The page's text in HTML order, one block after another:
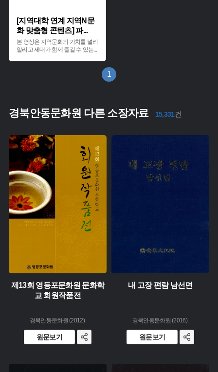
[지역대학 연계 지역N문
화 맞춤형 콘텐츠] 파...
본 영상은 지역문화의 가치를 널리
알리고 세대가 함께 즐길 수 있는...
1
경북안동문화원 다른 소장자료 15,331건
유형 :
생산 :
소장 :
제13회 영등포문화원 문화학
교 회원작품전
경북안동문화원 (2012)
원문보기
유형 :
내 고장 편람 남선면
경북안동문화원 (2016)
원문보기